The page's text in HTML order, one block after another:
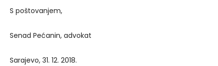
S poštovanjem,
Senad Pećanin, advokat
Sarajevo, 31. 12. 2018.